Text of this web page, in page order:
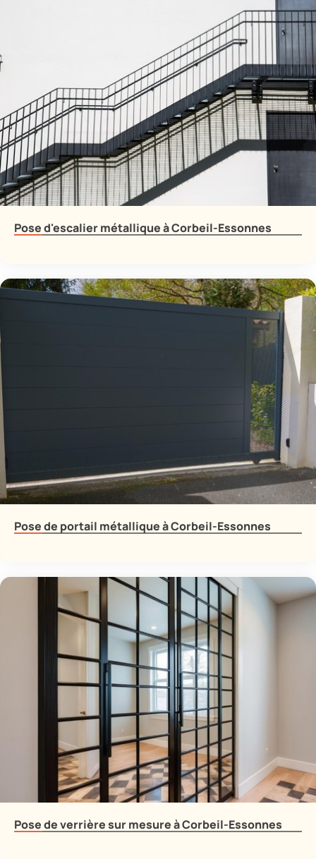
Pose d'escalier métallique à Corbeil-Essonnes
Pose de portail métallique à Corbeil-Essonnes
Pose de verrière sur mesure à Corbeil-Essonnes